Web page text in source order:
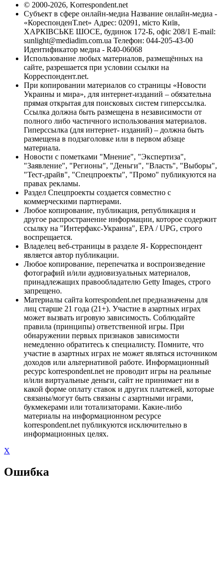
© 2000-2026, Korrespondent.net
Субъект в сфере онлайн-медиа Название онлайн-медиа -
«КореспонденТ.net» Адрес: 02091, місто Київ,
ХАРКІВСЬКЕ ШОСЕ, будинок 172-Б, офіс 208/1 E-mail:
sunlight@mediadim.com.ua Телефон: 044-205-43-00
Идентификатор медиа - R40-06068
Использование любых материалов, размещённых на
сайте, разрешается при условии ссылки на
Корреспондент.net.
При копировании материалов со страницы «Новости
Украины и мира», для интернет-изданий – обязательна
прямая открытая для поисковых систем гиперссылка.
Ссылка должна быть размещена в независимости от
полного либо частичного использования материалов.
Гиперссылка (для интернет- изданий) – должна быть
размещена в подзаголовке или в первом абзаце
материала.
Новости с пометками "Мнение", "Экспертиза",
"Заявление", "Регионы", "Деньги", "Власть", "Выборы",
"Тест-драйв", "Спецпроекты", "Промо" публикуются на
правах рекламы.
Раздел Спецпроекты создается совместно с
коммерческими партнерами.
Любое копирование, публикация, републикация и
другое распространение информации, которое содержит
ссылку на "Интерфакс-Украина", EPA / UPG, строго
воспрещается.
Владелец веб-страницы в разделе Я- Корреспондент
является автор публикации.
Любое копирование, перепечатка и воспроизведение
фотографий и/или аудиовизуальных материалов,
принадлежащих правообладателю Getty Images, строго
запрещено.
Материалы сайта korrespondent.net предназначены для
лиц старше 21 года (21+). Участие в азартных играх
может вызвать игровую зависимость. Соблюдайте
правила (принципы) ответственной игры. При
обнаружении первых признаков зависимости
немедленно обратитесь к специалисту. Помните, что
участие в азартных играх не может являться источником
доходов или альтернативой работе. Информационный
ресурс korrespondent.net не проводит игры на реальные
и/или виртуальные деньги, сайт не принимает ни в
какой форме оплату ставок и других платежей, которые
связаны/могут быть связаны с азартными играми,
букмекерами или тотализаторами. Какие-либо
материалы на информационном ресурсе
korrespondent.net публикуются исключительно в
информационных целях.
X
Ошибка